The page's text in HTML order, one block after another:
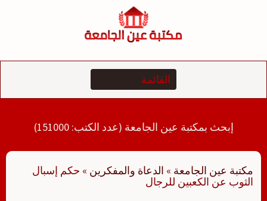
إبحث بمكتبة عين الجامعة (عدد الكتب: 151000)
مكتبة عين الجامعة » الدعاة والمفكرين » حكم إسبال
الثوب عن الكعبين للرجال